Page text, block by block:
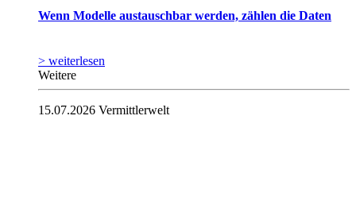
Wenn Modelle austauschbar werden, zählen die Daten
> weiterlesen
Weitere
15.07.2026 Vermittlerwelt